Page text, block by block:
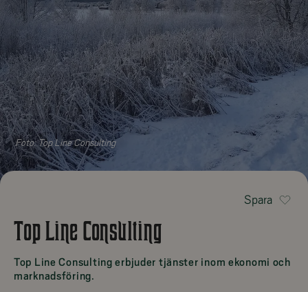
Foto:Top Line Consulting
Spara
Top Line Consulting
Top Line Consulting erbjuder tjänster inom ekonomi och
marknadsföring.